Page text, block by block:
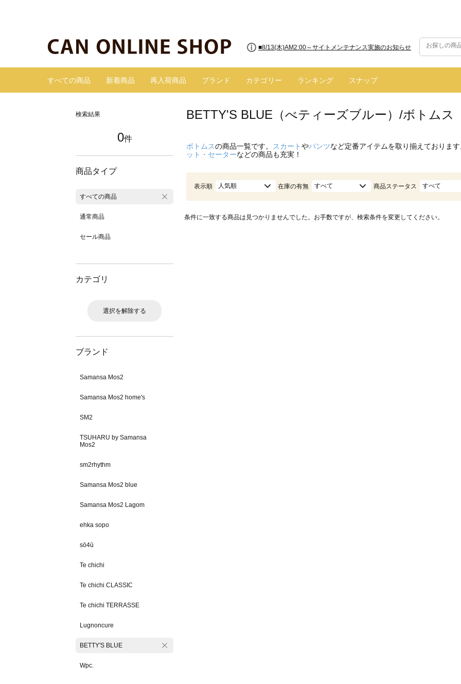
■8/13(木)AM2:00～サイトメンテナンス実施のお知らせ
すべての商品 新着商品 再入荷商品 ブランド カテゴリー ランキング スナップ
検索結果
0件
商品タイプ
すべての商品
通常商品
セール商品
カテゴリ
選択を解除する
ブランド
Samansa Mos2
Samansa Mos2 home's
SM2
TSUHARU by Samansa
Mos2
sm2rhythm
Samansa Mos2 blue
Samansa Mos2 Lagom
ehka sopo
sō4ū
Te chichi
Te chichi CLASSIC
Te chichi TERRASSE
Lugnoncure
BETTY'S BLUE
Wpc.
BETTY'S BLUE（べティーズブルー）/ボトムス
ボトムスの商品一覧です。 スカートやパンツなど定番アイテムを取り揃えておりま
ット・セーターなどの商品も充実！
表示順 人気順 在庫の有無 すべて 商品ステータス すべて
条件に一致する商品は見つかりませんでした。お手数ですが、検索条件を変更してください。